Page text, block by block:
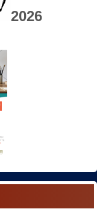
2026